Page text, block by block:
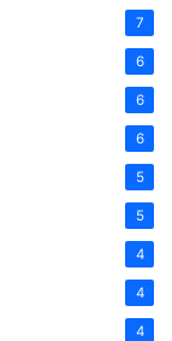
7
6
6
6
5
5
4
4
4